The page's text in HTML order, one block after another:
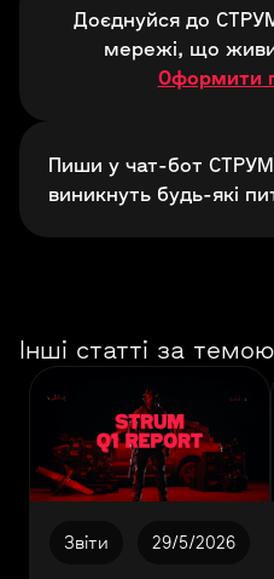
Доєднуйся до
мережі, що
Оформити
Пиши у чат-бот
виникнуть будь-які
Інші статті за темою
Звіти 29/5/2026